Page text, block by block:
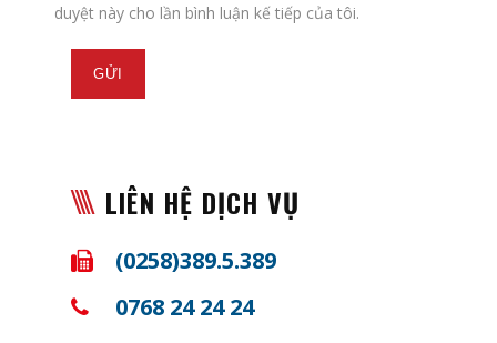
duyệt này cho lần bình luận kế tiếp của tôi.
LIÊN HỆ DỊCH VỤ
(0258)389.5.389
0768 24 24 24